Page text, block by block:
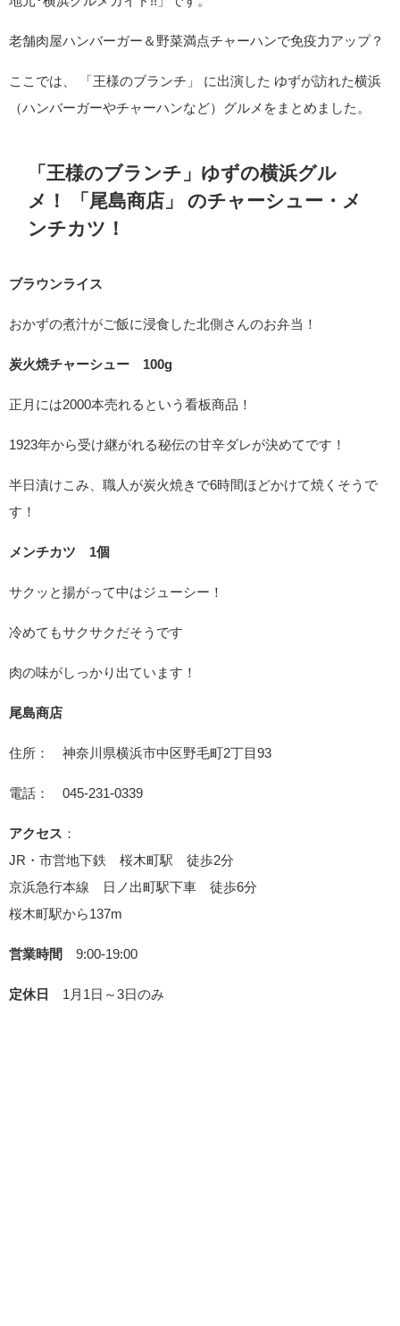
老舗肉屋ハンバーガー＆野菜満点チャーハンで免疫力アップ？
ここでは、 「王様のブランチ」 に出演した ゆずが訪れた横浜
（ハンバーガーやチャーハンなど）グルメをまとめました。
「王様のブランチ」ゆずの横浜グル
メ！ 「尾島商店」 のチャーシュー・メ
ンチカツ！
ブラウンライス
おかずの煮汁がご飯に浸食した北側さんのお弁当！
炭火焼チャーシュー 100g
正月には2000本売れるという看板商品！
1923年から受け継がれる秘伝の甘辛ダレが決めてです！
半日漬けこみ、職人が炭火焼きで6時間ほどかけて焼くそうで
す！
メンチカツ 1個
サクッと揚がって中はジューシー！
冷めてもサクサクだそうです
肉の味がしっかり出ています！
尾島商店
住所： 神奈川県横浜市中区野毛町2丁目93
電話： 045-231-0339
アクセス ：
JR・市営地下鉄 桜木町駅 徒歩2分
京浜急行本線 日ノ出町駅下車 徒歩6分
桜木町駅から137m
営業時間 9:00-19:00
定休日 1月1日～3日のみ